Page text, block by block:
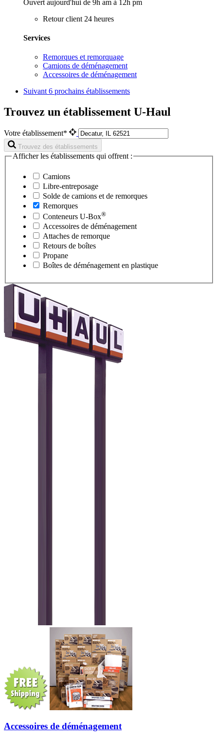
Ouvert aujourd'hui de 9h am à 12h pm
Retour client 24 heures
Services
Remorques et remorquage
Camions de déménagement
Accessoires de déménagement
Suivant 6 prochains établissements
Trouvez un établissement U-Haul
Votre établissement*
Trouvez des établissements
Afficher les établissements qui offrent :
Camions
Libre-entreposage
Solde de camions et de remorques
Remorques
Conteneurs U-Box®
Accessoires de déménagement
Attaches de remorque
Retours de boîtes
Propane
Boîtes de déménagement en plastique
Accessoires de déménagement